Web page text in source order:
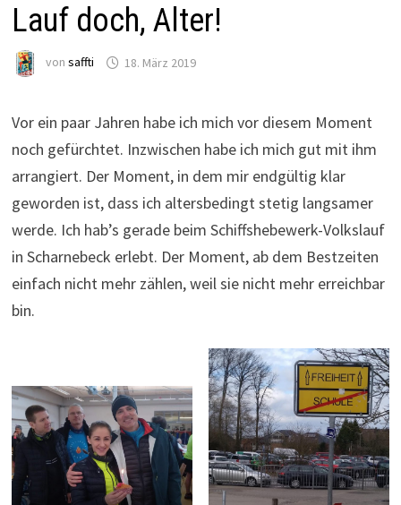
Lauf doch, Alter!
von saffti 18. März 2019
Vor ein paar Jahren habe ich mich vor diesem Moment
noch gefürchtet. Inzwischen habe ich mich gut mit ihm
arrangiert. Der Moment, in dem mir endgültig klar
geworden ist, dass ich altersbedingt stetig langsamer
werde. Ich hab’s gerade beim Schiffshebewerk-Volkslauf
in Scharnebeck erlebt. Der Moment, ab dem Bestzeiten
einfach nicht mehr zählen, weil sie nicht mehr erreichbar
bin.